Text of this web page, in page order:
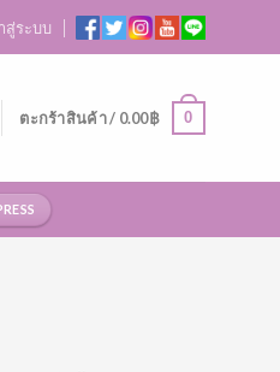
สู่ระบบ
ตะกร้าสินค้า / 0.00฿ 0